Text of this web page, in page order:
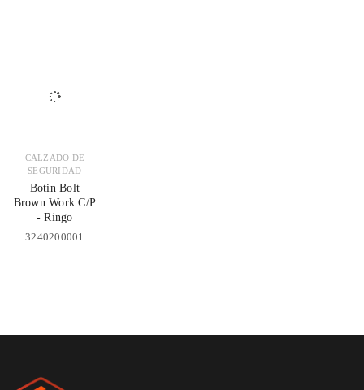
CALZADO DE
SEGURIDAD
Botin Bolt
Brown Work C/P
- Ringo
3240200001